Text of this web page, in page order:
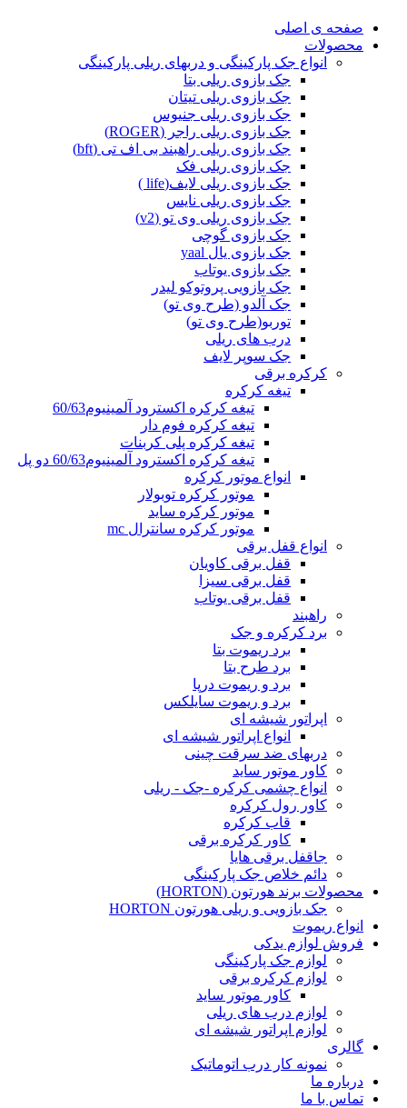
صفحه ی اصلی
محصولات
انواع جک پارکینگی و دربهای ریلی پارکینگی
جک بازوی ریلی بتا
جک بازوی ریلی تیتان
جک بازوی ریلی جنیوس
جک بازوی ریلی راجر (ROGER)
جک بازوی ریلی راهبند بی اف تی (bft)
جک بازوی ریلی فک
جک بازوی ریلی لایف(life )
جک بازوی ریلی نایس
جک بازوی ریلی وی تو (v2)
جک بازوی گوچی
جک بازوی یال yaal
جک بازوی یوتاب
جک بازویی پروتوکو لیدر
جک آلدو (طرح وی تو)
توربو(طرح وی تو)
درب های ریلی
جک سوپر لایف
کرکره برقی
تیغه کرکره
تیغه کرکره اکسترود آلمینیوم60/63
تیغه کرکره فوم دار
تیغه کرکره پلی کربنات
تیغه کرکره اکسترود آلمینیوم60/63 دو پل
انواع موتور کرکره
موتور کرکره توبولار
موتور کرکره ساید
موتور کرکره سانترال mc
انواع قفل برقی
قفل برقی کاویان
قفل برقی سیزا
قفل برقی یوتاب
راهبند
برد کرکره و جک
برد ریموت بتا
برد طرح بتا
برد و ریموت درپا
برد و ریموت سایلکس
اپراتور شیشه ای
انواع اپراتور شیشه ای
دربهای ضد سرقت چینی
کاور موتور ساید
انواع چشمی کرکره -جک - ریلی
کاور رول کرکره
قاب کرکره
کاور کرکره برقی
جاقفل برقی هایا
دائم خلاص جک پارکینگی
محصولات برند هورتون (HORTON)
جک بازویی و ریلی هورتون HORTON
انواع ریموت
فروش لوازم یدکی
لوازم جک پارکینگی
لوازم کرکره برقی
کاور موتور ساید
لوازم درب های ریلی
لوازم اپراتور شیشه ای
گالری
نمونه کار درب اتوماتیک
درباره ما
تماس با ما